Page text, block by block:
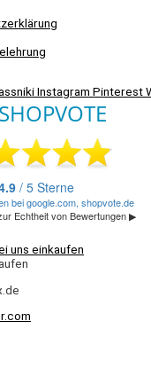
Instagram Pinterest